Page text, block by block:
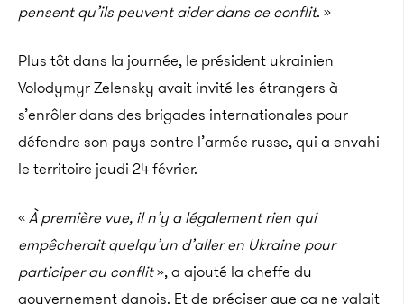
pensent qu’ils peuvent aider dans ce conflit. »
Plus tôt dans la journée, le président ukrainien
Volodymyr Zelensky avait invité les étrangers à
s’enrôler dans des brigades internationales pour
défendre son pays contre l’armée russe, qui a envahi
le territoire jeudi 24 février.
«À première vue, il n’y a légalement rien qui
empêcherait quelqu’un d’aller en Ukraine pour
participer au conflit», a ajouté la cheffe du
gouvernement danois. Et de préciser que ça ne valait